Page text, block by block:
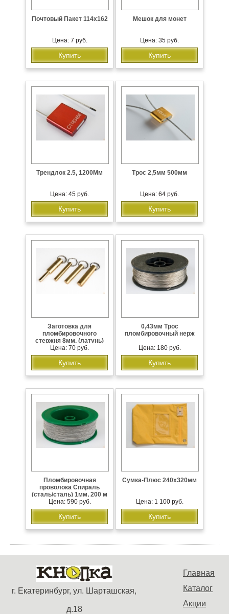
Почтовый Пакет 114х162
Цена: 7 руб.
Купить
Мешок для монет
Цена: 35 руб.
Купить
Трендлок 2.5, 1200Мм
Цена: 45 руб.
Купить
Трос 2,5мм 500мм
Цена: 64 руб.
Купить
Заготовка для
пломбировочного
стержня 8мм. (латунь)
Цена: 70 руб.
Купить
0,43мм Трос
пломбировочный нерж
Цена: 180 руб.
Купить
Пломбировочная
проволока Спираль
(сталь/сталь) 1мм, 200 м
Цена: 590 руб.
Купить
Сумка-Плюс 240х320мм
Цена: 1 100 руб.
Купить
Главная
Каталог
Акции
г. Екатеринбург, ул. Шарташская,
д.18